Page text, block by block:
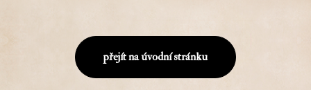
přejít na úvodní stránku